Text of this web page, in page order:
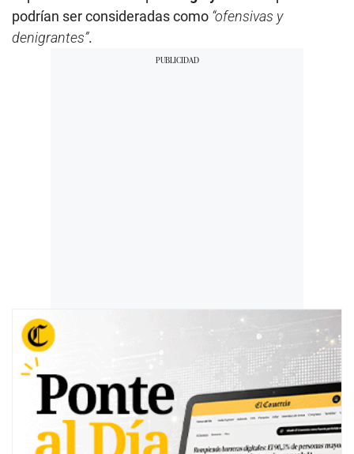
podrían ser consideradas como “ofensivas y
denigrantes”.